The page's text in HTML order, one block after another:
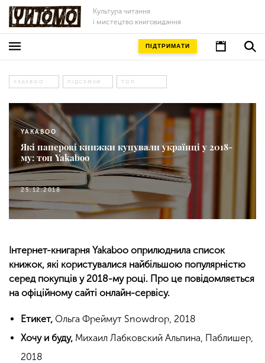
Культура читання
і мистецтво книговидання
ПІДТРИМАТИ
YAKABOO ПІДСУМКИ ТОП
YAKABOO
Які паперові книжки купували українці у 2018-
му: топ Yakaboo
25.12.2018
Інтернет-книгарня Yakaboo оприлюднила список
книжок, які користувалися найбільшою популярністю
серед покупців у 2018-му році. Про це повідомляється
на офіційному сайті онлайн-сервісу.
Етикет, Ольга Фреймут Snowdrop, 2018
Хочу и буду, Михаил Лабковский Альпина, Паблишер,
2018